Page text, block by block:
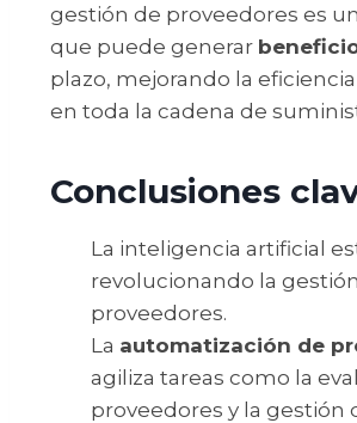
gestión de proveedores es
que puede generar
plazo, mejorando la
en toda la cadena de
Conclusiones
La inteligencia artificial
revolucionando la
proveedores.
La automatización de
agiliza tareas como la
proveedores y la gestión